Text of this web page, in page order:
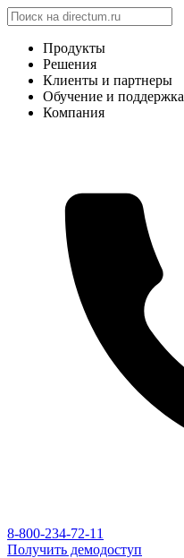
Продукты
Решения
Клиенты и партнеры
Обучение и поддержка
Компания
8-800-234-72-11
Получить демодоступ